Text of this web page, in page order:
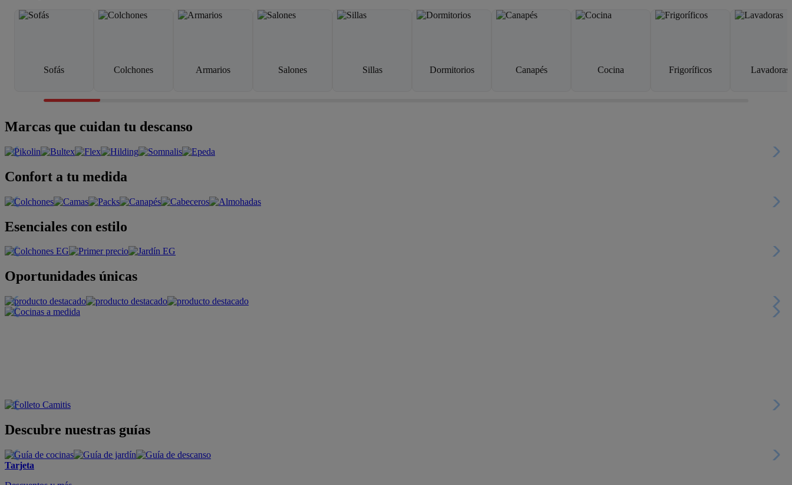
Sofás Colchones Armarios Salones Sillas Dormitorios Canapés Cocina Frigoríficos Lavadoras
Marcas que cuidan tu descanso
Confort a tu medida
Esenciales con estilo
Oportunidades únicas
Descubre nuestras guías
Tarjeta